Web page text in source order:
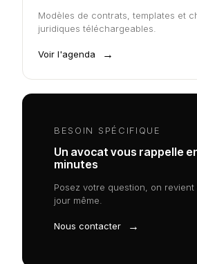
Modèles de contrats, templates et
juridiques téléchargeables.
Voir l'agenda →
BESOIN SPÉCIFIQUE
Un avocat vous rappelle
minutes
Posez votre question, on revient
jour même.
Nous contacter →